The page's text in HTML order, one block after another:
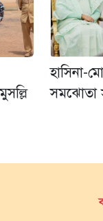
হাসিনা-
সমঝোতা